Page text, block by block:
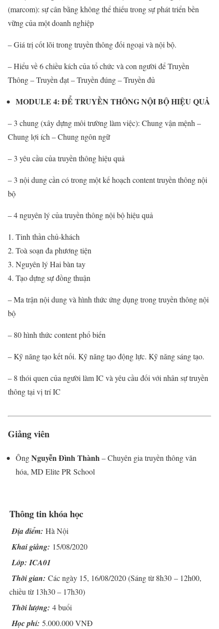
(marcom): sự cân bằng không thể thiếu trong sự phát triển bền
vững của một doanh nghiệp
– Giá trị cốt lõi trong truyền thông đối ngoại và nội bộ.
– Hiểu về 6 chiều kích của tổ chức và con người để Truyền
Thông – Truyền đạt – Truyền đúng – Truyền đủ
MODULE 4: ĐỂ TRUYỀN THÔNG NỘI BỘ HIỆU QUẢ
– 3 chung (xây dựng môi trường làm việc): Chung vận mệnh –
Chung lợi ích – Chung ngôn ngữ
– 3 yêu cầu của truyền thông hiệu quả
– 3 nội dung cần có trong một kế hoạch content truyền thông nội
bộ
– 4 nguyên lý của truyền thông nội bộ hiệu quả
Tinh thần chủ-khách
Toà soạn đa phương tiện
Nguyên lý Hai bàn tay
Tạo dựng sự đồng thuận
– Ma trận nội dung và hình thức ứng dụng trong truyền thông nội
bộ
– 80 hình thức content phổ biến
– Kỹ năng tạo kết nối. Kỹ năng tạo động lực. Kỹ năng sáng tạo.
– 8 thói quen của người làm IC và yêu cầu đối với nhân sự truyền
thông tại vị trí IC
Giảng viên
ÔngNguyễn Đình Thành– Chuyên gia truyền thông văn
hóa, MD Elite PR School
Thông tin khóa học
Địa điểm: Hà Nội
Khai giảng: 15/08/2020
Lớp: ICA01
Thời gian: Các ngày 15, 16/08/2020 (Sáng từ 8h30 – 12h00,
chiều từ 13h30 – 17h30)
Thời lượng: 4 buổi
Học phí: 5.000.000 VNĐ